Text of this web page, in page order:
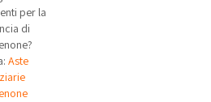
per la
di
Aste